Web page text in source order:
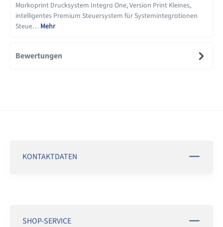
Markoprint Drucksystem Integra One, Version Print Kleines,
intelligentes Premium Steuersystem für Systemintegrationen
Steue… Mehr
Bewertungen
KONTAKTDATEN
SHOP-SERVICE